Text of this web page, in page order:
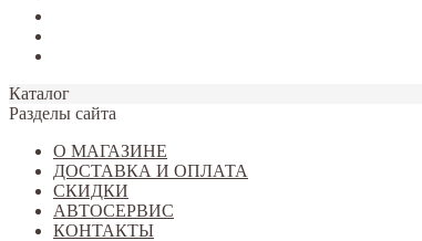
Каталог
Разделы сайта
О МАГАЗИНЕ
ДОСТАВКА И ОПЛАТА
СКИДКИ
АВТОСЕРВИС
КОНТАКТЫ